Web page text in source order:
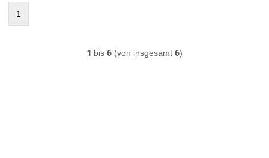
1
1 bis 6(von insgesamt 6)